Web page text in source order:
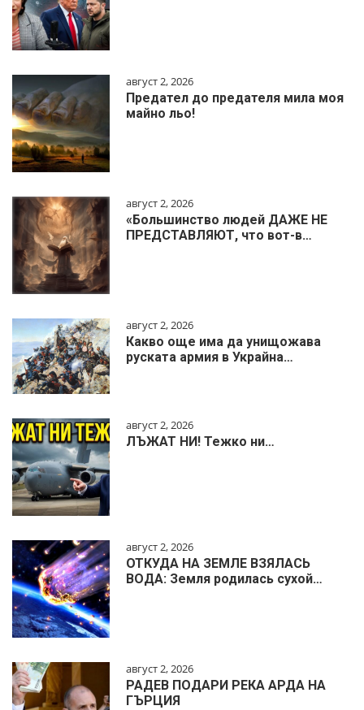
август 2, 2026
Предател до предателя мила моя
майно льо!
август 2, 2026
«Большинство людей ДАЖЕ НЕ
ПРЕДСТАВЛЯЮТ, что вот-в…
август 2, 2026
Какво още има да унищожава
руската армия в Украйна…
август 2, 2026
ЛЪЖАТ НИ! Тежко ни…
август 2, 2026
ОТКУДА НА ЗЕМЛЕ ВЗЯЛАСЬ
ВОДА: Земля родилась сухой…
август 2, 2026
РАДЕВ ПОДАРИ РЕКА АРДА НА
ГЪРЦИЯ